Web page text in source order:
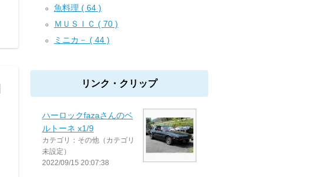
魚料理 ( 64 )
ＭＵＳＩＣ ( 70 )
ミニカ－ ( 44 )
リンク・クリップ
ハーロックfazaさんのベ
ルトーネ x1/9
カテゴリ：その他（カテゴリ
未設定）
2022/09/15 20:07:38